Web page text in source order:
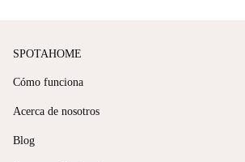
SPOTAHOME
Cómo funciona
Acerca de nosotros
Blog